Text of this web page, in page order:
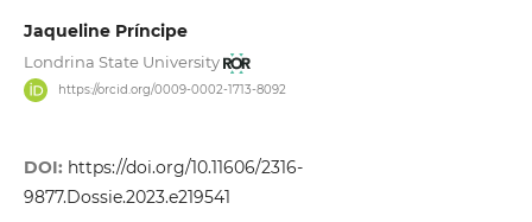
Jaqueline Príncipe
Londrina State University
https://orcid.org/0009-0002-1713-8092
DOI: https://doi.org/10.11606/2316-
9877.Dossie.2023.e219541